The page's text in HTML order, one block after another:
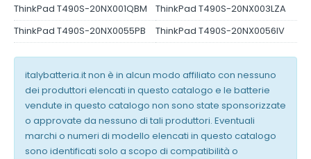
ThinkPad T490S-20NX001QBM
ThinkPad T490S-20NX003LZA
ThinkPad T490S-20NX0055PB
ThinkPad T490S-20NX0056IV
italybatteria.it non è in alcun modo affiliato con nessuno
dei produttori elencati in questo catalogo e le batterie
vendute in questo catalogo non sono state sponsorizzate
o approvate da nessuno di tali produttori. Eventuali
marchi o numeri di modello elencati in questo catalogo
sono identificati solo a scopo di compatibilità o